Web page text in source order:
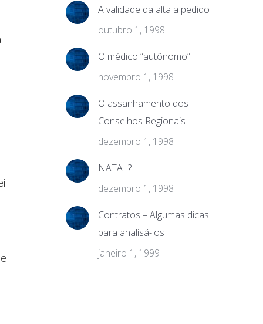
A validade da alta a pedido
outubro 1, 1998
O médico “autônomo”
novembro 1, 1998
O assanhamento dos
Conselhos Regionais
dezembro 1, 1998
NATAL?
dezembro 1, 1998
Contratos – Algumas dicas
para analisá-los
janeiro 1, 1999